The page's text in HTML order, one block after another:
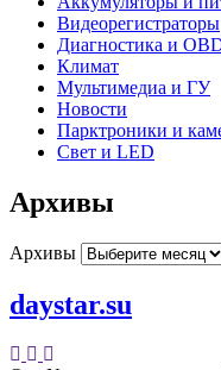
Видеорегистраторы
Диагностика и
Климат
Мультимедиа и ГУ
Новости
Парктроники и
Свет и LED
Архивы
Архивы
daystar.su